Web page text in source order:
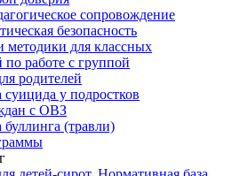
сопровождение
безопасность
методики для классных
по работе с группой
родителей
у подростков
с ОВЗ
(травли)